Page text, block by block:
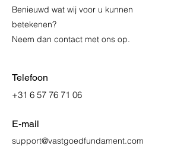
Benieuwd wat wij voor u kunnen
betekenen?
Neem dan contact met ons op.
Telefoon
+31 6 57 76 71 06
E-mail
support@vastgoedfundament.com